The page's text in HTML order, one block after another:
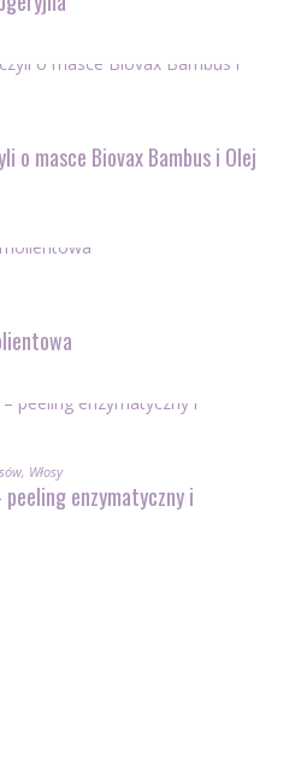
o masce Biovax Bambus i Olej
Włosy
enzymatyczny i